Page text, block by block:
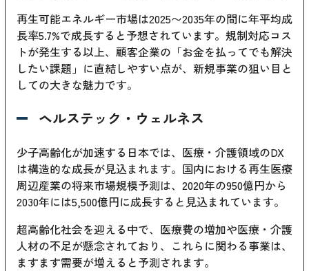
再生可能エネルギー市場は2025〜2035年の間に年平均成
長率5.7%で成長すると予想されています。規制対応コス
トが発生する以上、顧客企業の「お金を払ってでも解決
したい課題」に直結しやすい点が、新規事業の狙い目と
しての大きな魅力です。
ヘルステック・ウェルネス
少子高齢化が加速する日本では、医療・介護領域のDX
は構造的な成長が見込まれます。国内における再生医療
周辺産業の将来市場規模予測は、2020年の950億円から
2030年には5,500億円に成長すると見込まれています。
超高齢化社会を迎える中で、医療費の増加や医療・介護
人材の不足が懸念されており、これらに関わる事業は、
ますます需要が増えると予測されます。